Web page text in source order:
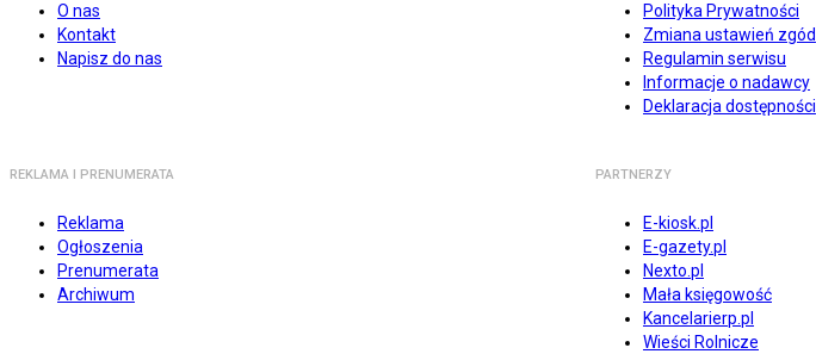
O nas
Kontakt
Napisz do nas
Polityka Prywatności
Zmiana ustawień zgód
Regulamin serwisu
Informacje o nadawcy
Deklaracja dostępności
REKLAMA I PRENUMERATA
Reklama
Ogłoszenia
Prenumerata
Archiwum
PARTNERZY
E-kiosk.pl
E-gazety.pl
Nexto.pl
Mała księgowość
Kancelarierp.pl
Wieści Rolnicze